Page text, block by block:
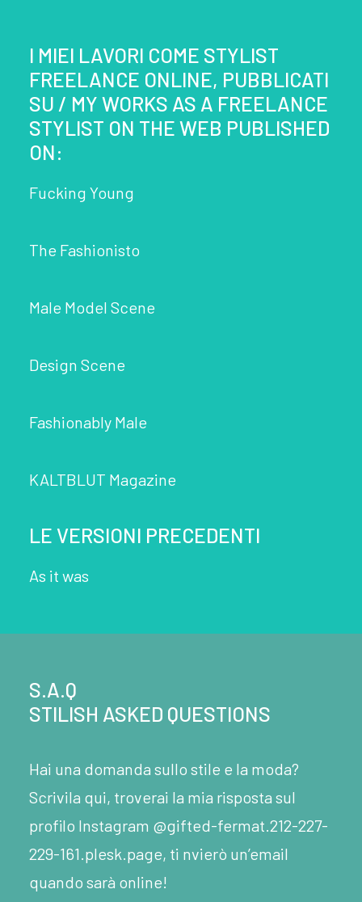
I MIEI LAVORI COME STYLIST
FREELANCE ONLINE, PUBBLICATI
SU / MY WORKS AS A FREELANCE
STYLIST ON THE WEB PUBLISHED
ON:
Fucking Young
The Fashionisto
Male Model Scene
Design Scene
Fashionably Male
KALTBLUT Magazine
LE VERSIONI PRECEDENTI
As it was
S.A.Q
STILISH ASKED QUESTIONS
Hai una domanda sullo stile e la moda?
Scrivila qui, troverai la mia risposta sul
profilo Instagram @gifted-fermat.212-227-
229-161.plesk.page, ti nvierò un’email
quando sarà online!